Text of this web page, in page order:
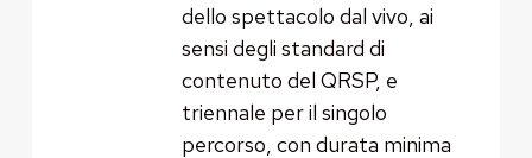
dello spettacolo dal vivo, ai
sensi degli standard di
contenuto del QRSP, e
triennale per il singolo
percorso, con durata minima